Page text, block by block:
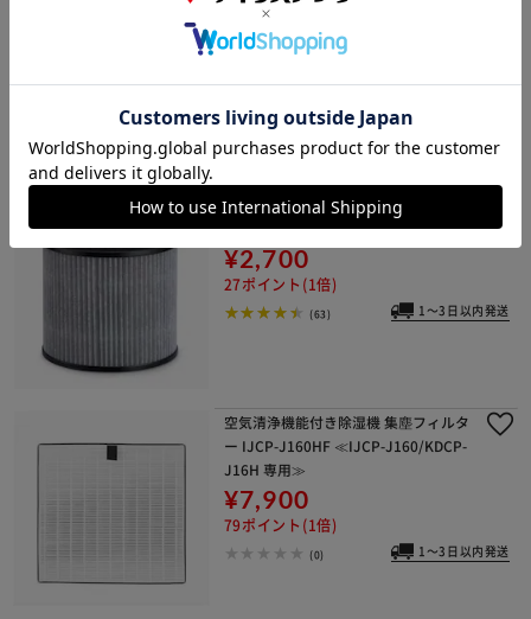
A35FL
¥3,400
空気清浄機 集塵フィルター 10畳 IAP-
A25FL
¥2,700
27ポイント(1倍)
(63) 1～3日以内発送
空気清浄機能付き除湿機 集塵フィルタ
ー IJCP-J160HF ≪IJCP-J160/KDCP-
J16H 専用≫
¥7,900
79ポイント(1倍)
(0) 1～3日以内発送